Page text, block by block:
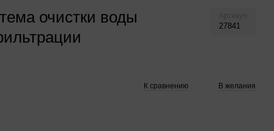
очистки воды
27841
К сравнению В желания